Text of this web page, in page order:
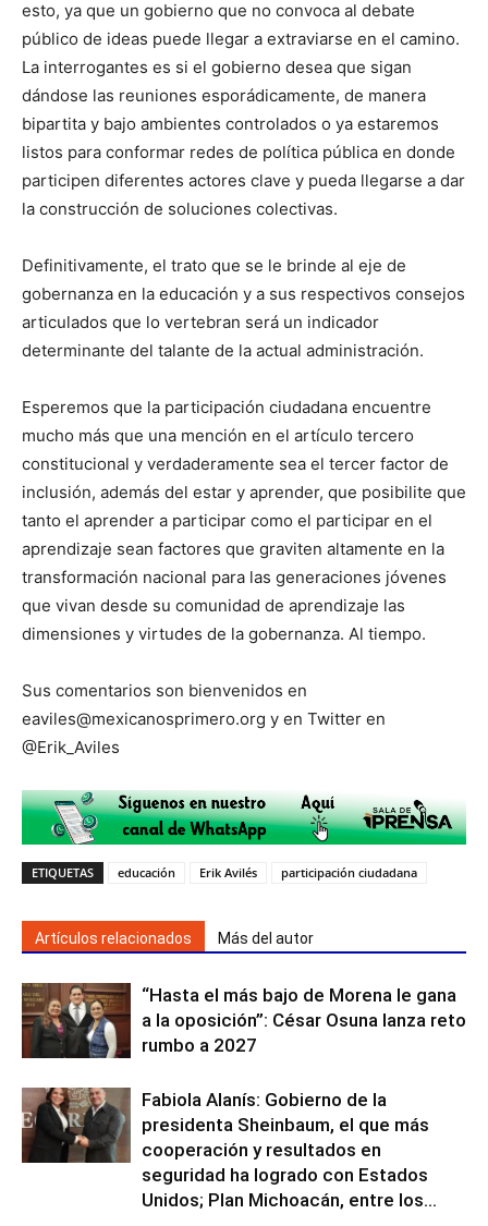
esto, ya que un gobierno que no convoca al debate
público de ideas puede llegar a extraviarse en el camino.
La interrogantes es si el gobierno desea que sigan
dándose las reuniones esporádicamente, de manera
bipartita y bajo ambientes controlados o ya estaremos
listos para conformar redes de política pública en donde
participen diferentes actores clave y pueda llegarse a dar
la construcción de soluciones colectivas.
Definitivamente, el trato que se le brinde al eje de
gobernanza en la educación y a sus respectivos consejos
articulados que lo vertebran será un indicador
determinante del talante de la actual administración.
Esperemos que la participación ciudadana encuentre
mucho más que una mención en el artículo tercero
constitucional y verdaderamente sea el tercer factor de
inclusión, además del estar y aprender, que posibilite que
tanto el aprender a participar como el participar en el
aprendizaje sean factores que graviten altamente en la
transformación nacional para las generaciones jóvenes
que vivan desde su comunidad de aprendizaje las
dimensiones y virtudes de la gobernanza. Al tiempo.
Sus comentarios son bienvenidos en
eaviles@mexicanosprimero.org y en Twitter en
@Erik_Aviles
ETIQUETAS educación Erik Avilés participación ciudadana
Artículos relacionados Más del autor
“Hasta el más bajo de Morena le gana
a la oposición”: César Osuna lanza reto
rumbo a 2027
Fabiola Alanís: Gobierno de la
presidenta Sheinbaum, el que más
cooperación y resultados en
seguridad ha logrado con Estados
Unidos; Plan Michoacán, entre los...